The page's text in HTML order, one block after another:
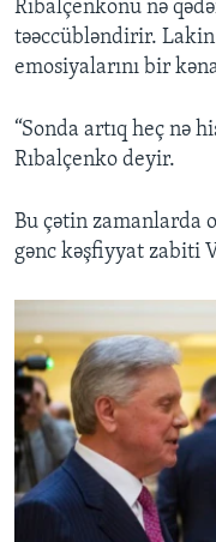
Rıbalçenkonu nə
təəccübləndirir.
emosiyalarını bir
“Sonda artıq heç nə
Rıbalçenko deyir.
Bu çətin zamanlarda
gənc kəşfiyyat zabiti